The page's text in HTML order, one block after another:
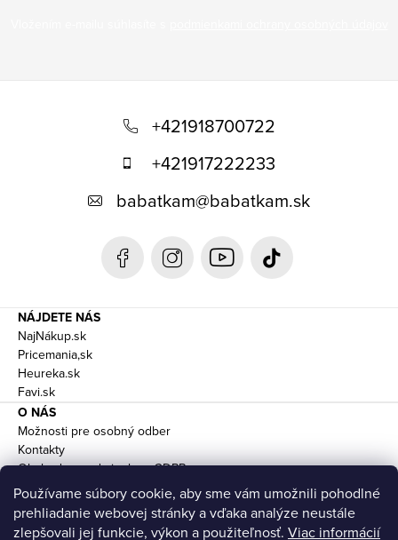
Používame súbory cookie, aby sme vám umožnili pohodlné
prehliadanie webovej stránky a vďaka analýze neustále
zlepšovali jej funkcie, výkon a použiteľnosť. Viac informácií
+421918700722
+421917222233
babatkam@babatkam.sk
NÁJDETE NÁS
NajNákup.sk
Pricemania,sk
Heureka.sk
Favi.sk
O NÁS
Možnosti pre osobný odber
Kontakty
Obchodne podmienky a GDPR
Doprava